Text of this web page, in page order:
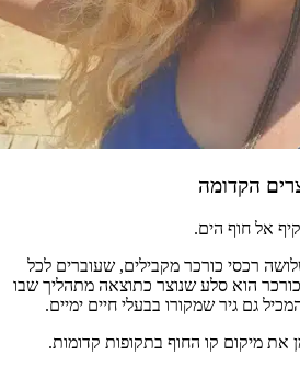
הקדומה
אל חוף הים.
רכסי כורכר מקבילים, שעוברים לכל
הוא סלע שנוצר כתוצאה מתהליך שבו
גם גיר שמקורו בבעלי חיים ימיים.
מיקום קו החוף בתקופות קדומות.